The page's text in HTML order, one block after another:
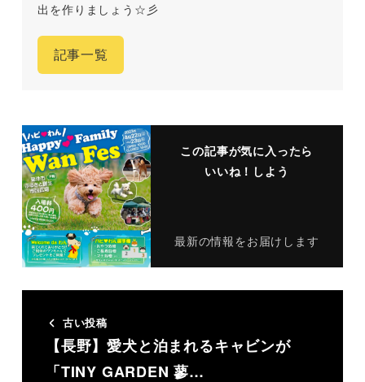
出を作りましょう☆彡
記事一覧
この記事が気に入ったら
いいね！しよう
最新の情報をお届けします
古い投稿
【長野】愛犬と泊まれるキャビンが
「TINY GARDEN 蓼…